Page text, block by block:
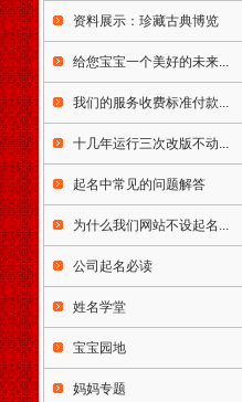
市四会市惠州市梅州市兴宁市
汕尾市陆丰市河源市阳江市阳
市中山市潮州市揭阳市普宁市
云浮市罗定市广西壮族自治区
溪市北海市东兴市钦州市贵港
市桂平市玉林市北流市百色市
贺州市河池市宜州市来宾市合
山市崇左市凭祥市防城港市海
南省海口市琼海市儋州市文昌
市万宁市东方市三亚市五指山
市重庆市渝中区江北区南岸区
南区万州区涪陵区黔江区长寿
区九龙坡区大渡口区沙坪坝区
永川市合川市江津市南川市四
川省成都市彭州市邛崃市崇州
资料展示：珍藏古典博览
给您宝宝一个美好的未来...
我们的服务收费标准付款...
十几年运行三次改版不动...
起名中常见的问题解答
为什么我们网站不设起名...
公司起名必读
姓名学堂
宝宝园地
妈妈专题